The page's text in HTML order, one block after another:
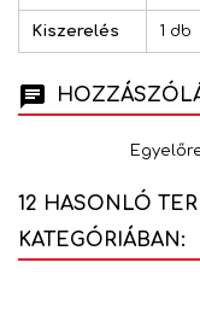
Kiszerelés 1 db
12 HASONLÓ
KATEGÓRIÁBAN: